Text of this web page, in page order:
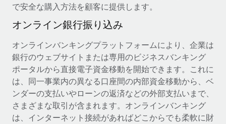
で安全な購入方法を顧客に提供します。
オンライン銀行振り込み
オンラインバンキングプラットフォームにより、企業は
銀行のウェブサイトまたは専用のビジネスバンキング
ポータルから直接電子資金移動を開始できます。これに
は、同一事業内の異なる口座間の内部資金移動から、ベ
ンダーの支払いやローンの返済などの外部支払いまで、
さまざまな取引が含まれます。オンラインバンキング
は、インターネット接続があればどこからでも柔軟に財